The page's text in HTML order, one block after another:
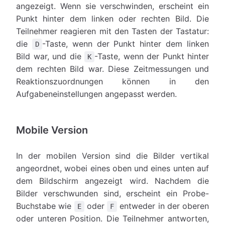
angezeigt. Wenn sie verschwinden, erscheint ein
Punkt hinter dem linken oder rechten Bild. Die
Teilnehmer reagieren mit den Tasten der Tastatur:
die
D -Taste, wenn der Punkt hinter dem linken
Bild war, und die
K -Taste, wenn der Punkt hinter
dem rechten Bild war. Diese Zeitmessungen und
Reaktionszuordnungen können in den
Aufgabeneinstellungen angepasst werden.
Mobile Version
In der mobilen Version sind die Bilder vertikal
angeordnet, wobei eines oben und eines unten auf
dem Bildschirm angezeigt wird. Nachdem die
Bilder verschwunden sind, erscheint ein Probe-
Buchstabe wie
E oder F
entweder in der oberen
oder unteren Position. Die Teilnehmer antworten,